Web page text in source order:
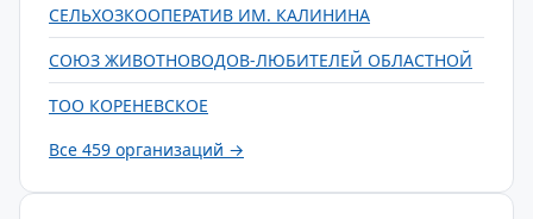
СЕЛЬХОЗКООПЕРАТИВ ИМ. КАЛИНИНА
СОЮЗ ЖИВОТНОВОДОВ-ЛЮБИТЕЛЕЙ ОБЛАСТНОЙ
ТОО КОРЕНЕВСКОЕ
Все 459 организаций →